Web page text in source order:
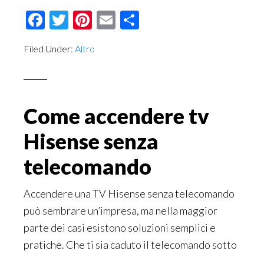
Facebook
Twitter
Pinterest
Email
Filed Under: Altro
Come accendere tv
Hisense senza
telecomando​​
Accendere una TV Hisense senza telecomando
può sembrare un’impresa, ma nella maggior
parte dei casi esistono soluzioni semplici e
pratiche. Che ti sia caduto il telecomando sotto